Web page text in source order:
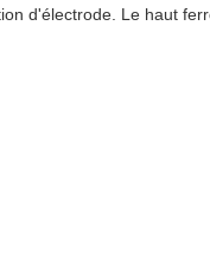
d'électrode. Le haut